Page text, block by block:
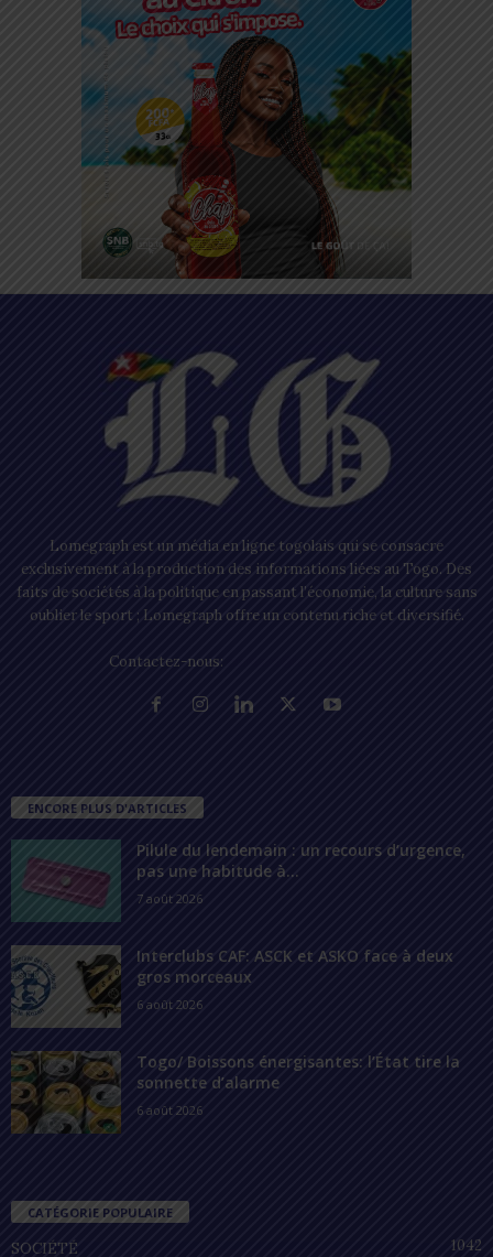
Lomegraph est un média en ligne togolais qui se consacre
exclusivement à la production des informations liées au Togo. Des
faits de sociétés à la politique en passant l’économie, la culture sans
oublier le sport ; Lomegraph offre un contenu riche et diversifié.
Contactez-nous:
ENCORE PLUS D'ARTICLES
Pilule du lendemain : un recours d’urgence,
pas une habitude à...
7 août 2026
Interclubs CAF: ASCK et ASKO face à deux
gros morceaux
6 août 2026
Togo/ Boissons énergisantes: l’État tire la
sonnette d’alarme
6 août 2026
CATÉGORIE POPULAIRE
SOCIÉTÉ 1042